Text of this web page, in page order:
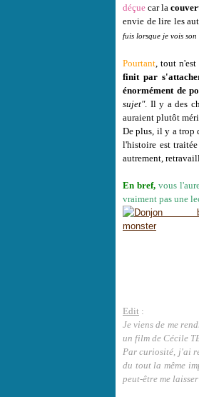
déçue car la
envie de lire les
fuis lorsque je vois son
Pourtant, tout n'est
finit par
énormément de
sujet". Il y a des
auraient plutôt
De plus, il y a trop
l'histoire est
autrement,
En bref,vous
vraiment pas une
Edit :
Je viens de me
un film de Cécile
Par curiosité, j'ai
du tout la même
peut-être me